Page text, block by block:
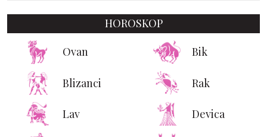
HOROSKOP
Ovan Bik
Blizanci Rak
Lav Devica